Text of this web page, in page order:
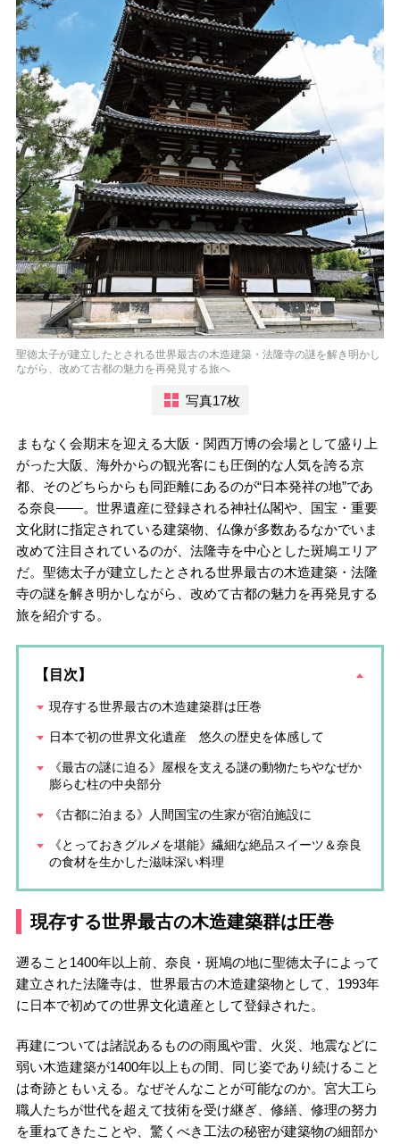
聖徳太子が建立したとされる世界最古の木造建築・法隆寺の謎を解き明かし
ながら、改めて古都の魅力を再発見する旅へ
写真17枚
まもなく会期末を迎える大阪・関西万博の会場として盛り上
がった大阪、海外からの観光客にも圧倒的な人気を誇る京
都、そのどちらからも同距離にあるのが“日本発祥の地”であ
る奈良――。世界遺産に登録される神社仏閣や、国宝・重要
文化財に指定されている建築物、仏像が多数あるなかでいま
改めて注目されているのが、法隆寺を中心とした斑鳩エリア
だ。聖徳太子が建立したとされる世界最古の木造建築・法隆
寺の謎を解き明かしながら、改めて古都の魅力を再発見する
旅を紹介する。
【目次】
現存する世界最古の木造建築群は圧巻
日本で初の世界文化遺産 悠久の歴史を体感して
《最古の謎に迫る》屋根を支える謎の動物たちやなぜか
膨らむ柱の中央部分
《古都に泊まる》人間国宝の生家が宿泊施設に
《とっておきグルメを堪能》繊細な絶品スイーツ＆奈良
の食材を生かした滋味深い料理
現存する世界最古の木造建築群は圧巻
遡ること1400年以上前、奈良・斑鳩の地に聖徳太子によって
建立された法隆寺は、世界最古の木造建築物として、1993年
に日本で初めての世界文化遺産として登録された。
再建については諸説あるものの雨風や雷、火災、地震などに
弱い木造建築が1400年以上もの間、同じ姿であり続けること
は奇跡ともいえる。なぜそんなことが可能なのか。宮大工ら
職人たちが世代を超えて技術を受け継ぎ、修繕、修理の努力
を重ねてきたことや、驚くべき工法の秘密が建築物の細部か